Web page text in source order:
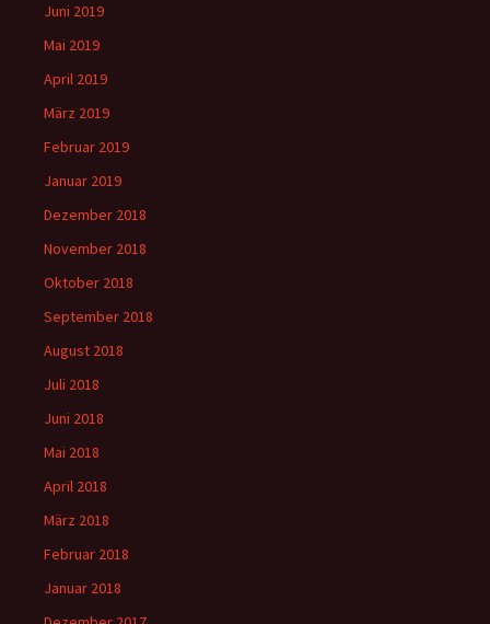
Juni 2019
Mai 2019
April 2019
März 2019
Februar 2019
Januar 2019
Dezember 2018
November 2018
Oktober 2018
September 2018
August 2018
Juli 2018
Juni 2018
Mai 2018
April 2018
März 2018
Februar 2018
Januar 2018